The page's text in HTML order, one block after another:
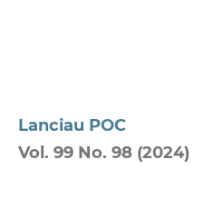
Lanciau POC
Vol. 99 No. 98 (2024)